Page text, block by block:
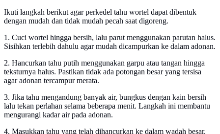
Ikuti langkah berikut agar perkedel tahu wortel dapat dibentuk
dengan mudah dan tidak mudah pecah saat digoreng.
1. Cuci wortel hingga bersih, lalu parut menggunakan parutan halus.
Sisihkan terlebih dahulu agar mudah dicampurkan ke dalam adonan.
2. Hancurkan tahu putih menggunakan garpu atau tangan hingga
teksturnya halus. Pastikan tidak ada potongan besar yang tersisa
agar adonan tercampur merata.
3. Jika tahu mengandung banyak air, bungkus dengan kain bersih
lalu tekan perlahan selama beberapa menit. Langkah ini membantu
mengurangi kadar air pada adonan.
4. Masukkan tahu yang telah dihancurkan ke dalam wadah besar.